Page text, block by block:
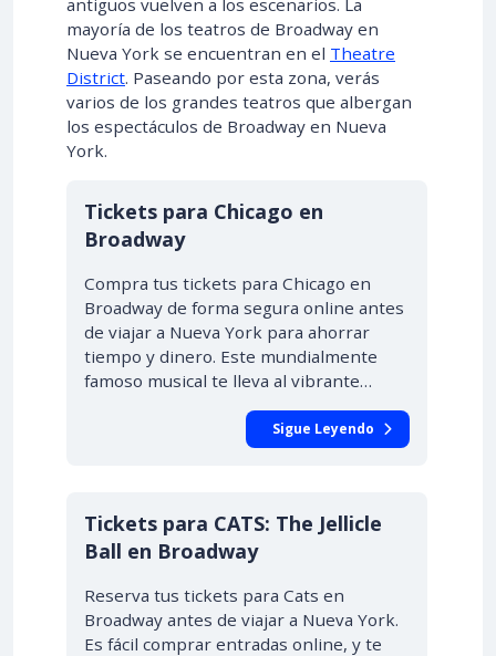
antiguos vuelven a los escenarios. La
mayoría de los teatros de Broadway en
Nueva York se encuentran en el Theatre
District. Paseando por esta zona, verás
varios de los grandes teatros que albergan
los espectáculos de Broadway en Nueva
York.
Tickets para Chicago en
Broadway
Compra tus tickets para Chicago en
Broadway de forma segura online antes
de viajar a Nueva York para ahorrar
tiempo y dinero. Este mundialmente
famoso musical te lleva al vibrante…
Sigue Leyendo
Tickets para CATS: The Jellicle
Ball en Broadway
Reserva tus tickets para Cats en
Broadway antes de viajar a Nueva York.
Es fácil comprar entradas online, y te